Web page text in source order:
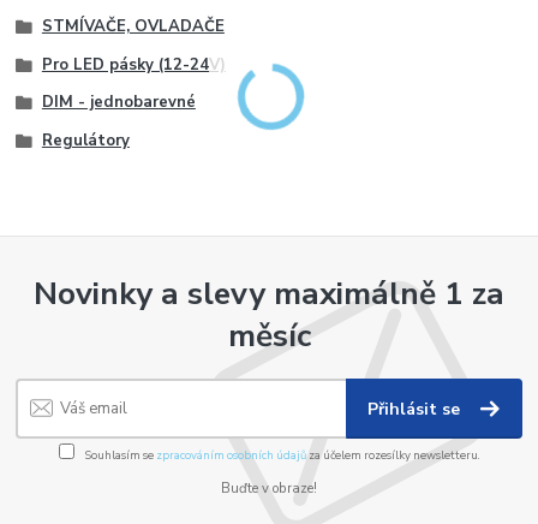
STMÍVAČE, OVLADAČE
Pro LED pásky (12-24V)
DIM - jednobarevné
Regulátory
Novinky a slevy maximálně 1 za
měsíc
Přihlásit se
Souhlasím se zpracováním osobních údajůza účelem rozesílky newsletteru.
Buďte v obraze!